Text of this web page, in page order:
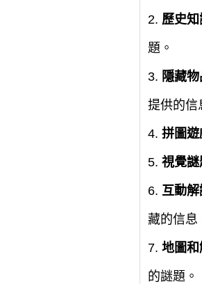
2. 歷史知
題。
3. 隱藏物
提供的信
4. 拼圖遊
5. 視覺謎
6. 互動解
藏的信息
7. 地圖和
的謎題。